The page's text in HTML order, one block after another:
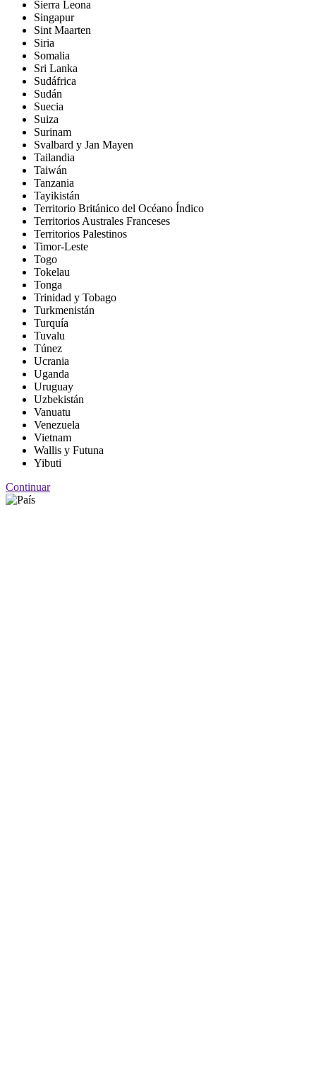
Sierra Leona
Singapur
Sint Maarten
Siria
Somalia
Sri Lanka
Sudáfrica
Sudán
Suecia
Suiza
Surinam
Svalbard y Jan Mayen
Tailandia
Taiwán
Tanzania
Tayikistán
Territorio Británico del Océano Índico
Territorios Australes Franceses
Territorios Palestinos
Timor-Leste
Togo
Tokelau
Tonga
Trinidad y Tobago
Turkmenistán
Turquía
Tuvalu
Túnez
Ucrania
Uganda
Uruguay
Uzbekistán
Vanuatu
Venezuela
Vietnam
Wallis y Futuna
Yibuti
Continuar